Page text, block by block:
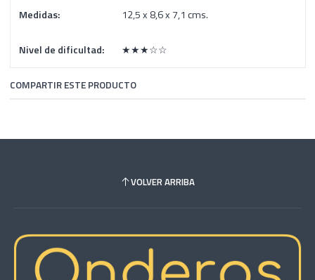
Medidas: 12,5 x 8,6 x 7,1 cms.
Nivel de dificultad: ★★★☆☆
COMPARTIR ESTE PRODUCTO
VOLVER ARRIBA